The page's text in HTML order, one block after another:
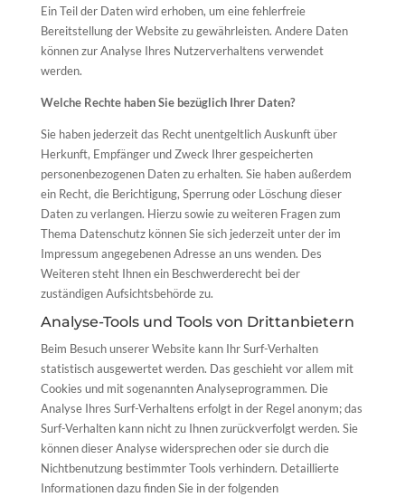
Ein Teil der Daten wird erhoben, um eine fehlerfreie
Bereitstellung der Website zu gewährleisten. Andere Daten
können zur Analyse Ihres Nutzerverhaltens verwendet
werden.
Welche Rechte haben Sie bezüglich Ihrer Daten?
Sie haben jederzeit das Recht unentgeltlich Auskunft über
Herkunft, Empfänger und Zweck Ihrer gespeicherten
personenbezogenen Daten zu erhalten. Sie haben außerdem
ein Recht, die Berichtigung, Sperrung oder Löschung dieser
Daten zu verlangen. Hierzu sowie zu weiteren Fragen zum
Thema Datenschutz können Sie sich jederzeit unter der im
Impressum angegebenen Adresse an uns wenden. Des
Weiteren steht Ihnen ein Beschwerderecht bei der
zuständigen Aufsichtsbehörde zu.
Analyse-Tools und Tools von Drittanbietern
Beim Besuch unserer Website kann Ihr Surf-Verhalten
statistisch ausgewertet werden. Das geschieht vor allem mit
Cookies und mit sogenannten Analyseprogrammen. Die
Analyse Ihres Surf-Verhaltens erfolgt in der Regel anonym; das
Surf-Verhalten kann nicht zu Ihnen zurückverfolgt werden. Sie
können dieser Analyse widersprechen oder sie durch die
Nichtbenutzung bestimmter Tools verhindern. Detaillierte
Informationen dazu finden Sie in der folgenden